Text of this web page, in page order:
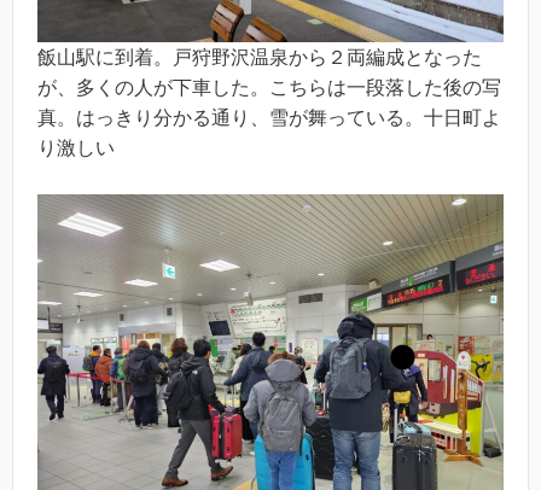
飯山駅に到着。戸狩野沢温泉から２両編成となった
が、多くの人が下車した。こちらは一段落した後の写
真。はっきり分かる通り、雪が舞っている。十日町よ
り激しい